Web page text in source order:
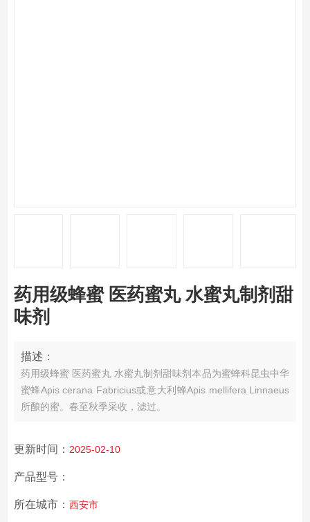
药用级蜂蜜 医药蜜丸 水蜜丸制剂甜
味剂
描述：
药用级蜂蜜 医药蜜丸 水蜜丸制剂甜味剂本品为蜜蜂科昆虫中华
蜜蜂Apis cerana Fabricius或意大利蜂Apis mellifera Linnaeus
所酿的蜜。春至秋季采收，滤过。
更新时间： 2025-02-10
产品型号：
所在城市： 西安市